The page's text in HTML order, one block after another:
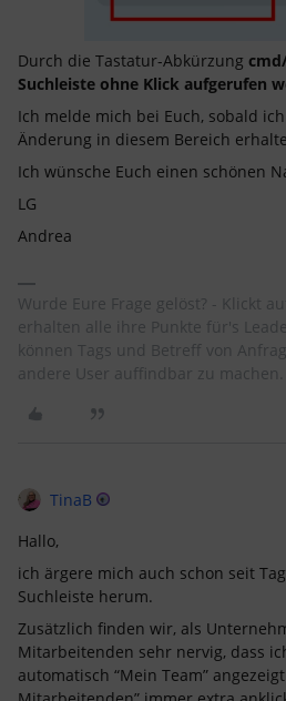
Durch die Tastatur-Abkürzung
Suchleiste ohne Klick aufgerufen
Ich melde mich bei Euch, sobald
Änderung in diesem Bereich
Ich wünsche Euch einen schönen
LG
Andrea
Wurde Eure Frage gelöst? - Klickt
erhalten alle ihre Punkte für's
können Tags und Betreff von
andere User auffindbar zu machen.
TinaB
Hallo,
ich ärgere mich auch schon seit
Suchleiste herum.
Zusätzlich finden wir, als
Mitarbeitenden sehr nervig, dass
automatisch “Mein Team”